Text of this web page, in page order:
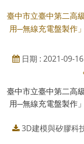
臺中市立臺中第二高
用─無線充電盤製作
日期 : 2021-09-16
臺中市立臺中第二高
用─無線充電盤製作
3D建模與矽膠科